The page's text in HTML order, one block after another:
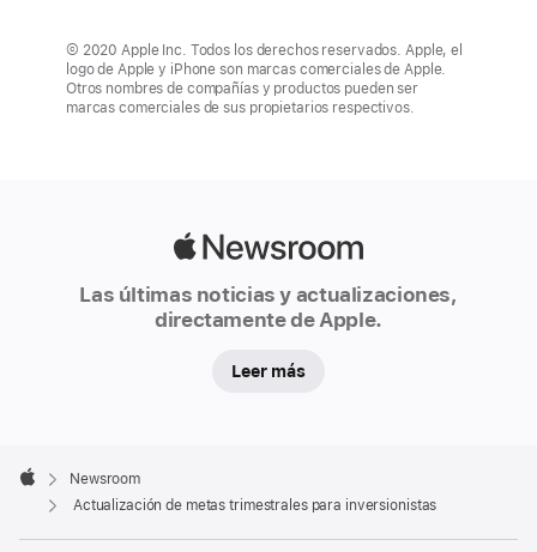
© 2020 Apple Inc. Todos los derechos reservados. Apple, el
logo de Apple y iPhone son marcas comerciales de Apple.
Otros nombres de compañías y productos pueden ser
marcas comerciales de sus propietarios respectivos.
Las últimas noticias y actualizaciones,
directamente de Apple.
Leer más
Footer

Apple
Newsroom
Actualización de metas trimestrales para inversionistas